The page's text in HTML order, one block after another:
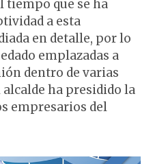
tiempo que se ha
a esta
en detalle, por lo
emplazadas a
dentro de varias
alcalde ha presidido la
empresarios del